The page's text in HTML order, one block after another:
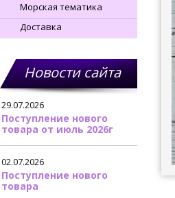
Морская тематика
Доставка
Новости сайта
29.07.2026
Поступление нового
товара от июль 2026г
02.07.2026
Поступление нового
товара